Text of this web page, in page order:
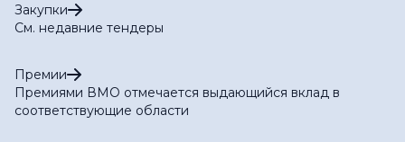
Закупки
См. недавние тендеры
Премии
Премиями ВМО отмечается выдающийся вклад в
соответствующие области